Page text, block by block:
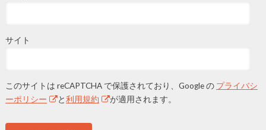
サイト
このサイトは reCAPTCHA で保護されており、Google の プライバシ
ーポリシー
と利用規約 が適用されます。